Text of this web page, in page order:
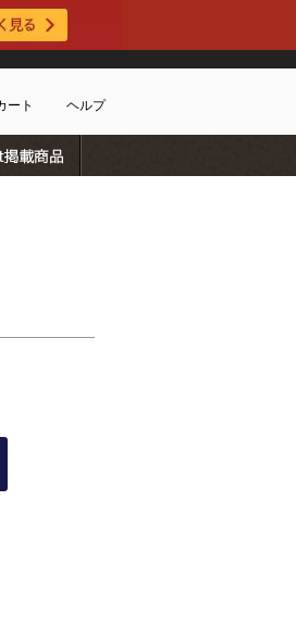
ート ヘルプ
初めてのお客様